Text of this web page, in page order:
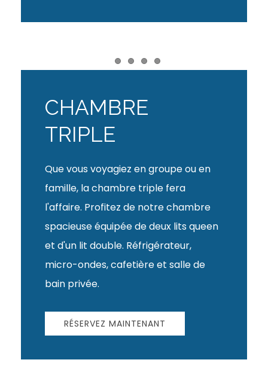
Item 1Item 2
Item 3
Item 4
CHAMBRE
TRIPLE
Que vous voyagiez en groupe ou en
famille, la chambre triple fera
l'affaire. Profitez de notre chambre
spacieuse équipée de deux lits queen
et d'un lit double. Réfrigérateur,
micro-ondes, cafetière et salle de
bain privée.
RÉSERVEZ MAINTENANT